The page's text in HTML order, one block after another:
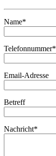
Name*
Telefonnummer*
Email-Adresse
Betreff
Nachricht*